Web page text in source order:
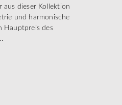
aus dieser Kollektion
und harmonische
Hauptpreis des